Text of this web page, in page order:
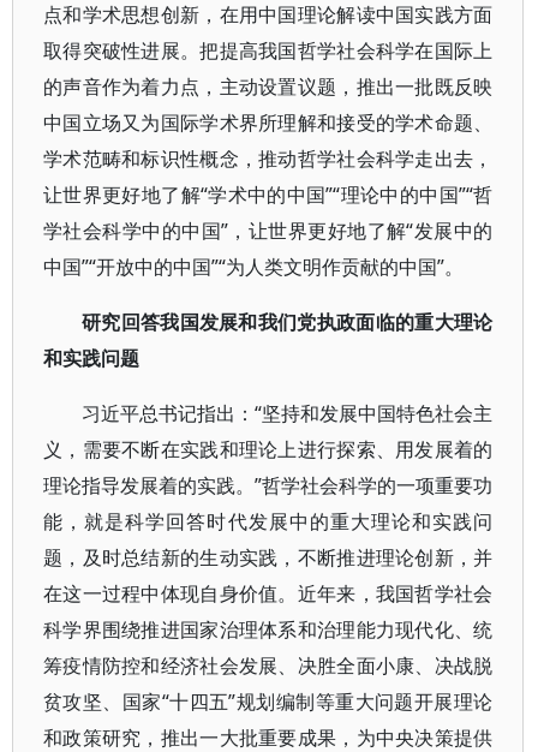
点和学术思想创新，在用中国理论解读中国实践方面
取得突破性进展。把提高我国哲学社会科学在国际上
的声音作为着力点，主动设置议题，推出一批既反映
中国立场又为国际学术界所理解和接受的学术命题、
学术范畴和标识性概念，推动哲学社会科学走出去，
让世界更好地了解“学术中的中国”“理论中的中国”“哲
学社会科学中的中国”，让世界更好地了解“发展中的
中国”“开放中的中国”“为人类文明作贡献的中国”。
研究回答我国发展和我们党执政面临的重大理论
和实践问题
习近平总书记指出：“坚持和发展中国特色社会主
义，需要不断在实践和理论上进行探索、用发展着的
理论指导发展着的实践。”哲学社会科学的一项重要功
能，就是科学回答时代发展中的重大理论和实践问
题，及时总结新的生动实践，不断推进理论创新，并
在这一过程中体现自身价值。近年来，我国哲学社会
科学界围绕推进国家治理体系和治理能力现代化、统
筹疫情防控和经济社会发展、决胜全面小康、决战脱
贫攻坚、国家“十四五”规划编制等重大问题开展理论
和政策研究，推出一大批重要成果，为中央决策提供